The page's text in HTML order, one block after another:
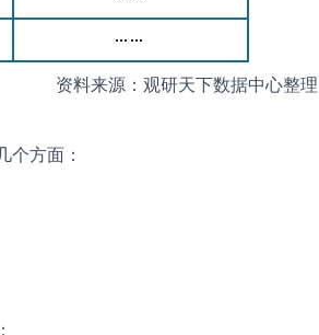
资料来源：观研天下数据中心整理
个方面：